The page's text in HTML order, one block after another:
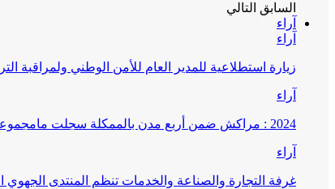
السابق التالي
آراء
آراء
زيارة استطلاعية للمدير العام للأمن الوطني ولمراقبة
آراء
2024 : مراكش ضمن أربع مدن بالممكلة سجلت مامجموعه 656 قضية تتعلق بغسيل الأموال
آراء
غرفة التجارة والصناعة والخدمات تنظم المنتدى